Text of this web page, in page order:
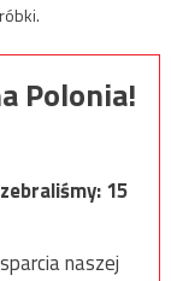
Polonia!
15
naszej